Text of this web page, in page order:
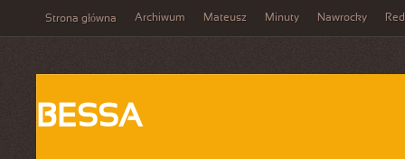
Strona główna Archiwum Mateusz Minuty Nawrocky
BESSA